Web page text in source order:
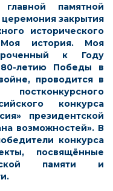
памятной
закрытия
исторического
история. Моя
к Году
летию Победы в
проводится в
конкурса
президентской
возможностей». В
конкурса
посвящённые
памяти и